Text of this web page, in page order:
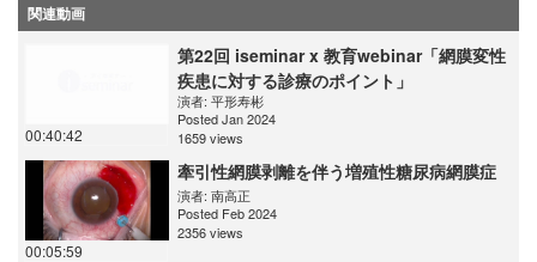
関連動画
00:40:42
第22回 iseminar x 教育webinar「網膜変性
疾患に対する診療のポイント」
演者: 平形寿彬
Posted Jan 2024
1659 views
00:05:59
牽引性網膜剥離を伴う増殖性糖尿病網膜症
演者: 南高正
Posted Feb 2024
2356 views